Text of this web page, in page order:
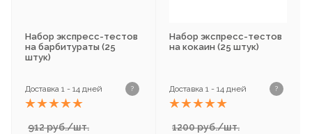
Набор экспресс-тестов
на барбитураты (25
штук)
Доставка 1 - 14 дней ?
912 руб./шт.
Набор экспресс-тестов
на кокаин (25 штук)
Доставка 1 - 14 дней ?
1200 руб./шт.